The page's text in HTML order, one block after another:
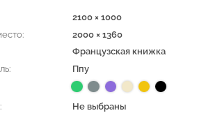
2100 × 1000
2000 × 1360
Французская книжка
Ппу
Не выбраны